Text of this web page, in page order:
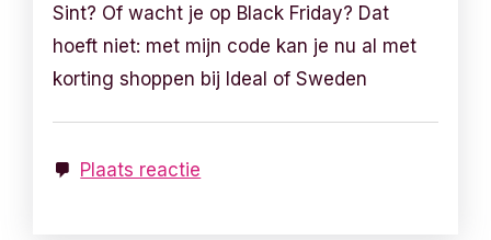
Sint? Of wacht je op Black Friday? Dat
hoeft niet: met mijn code kan je nu al met
korting shoppen bij Ideal of Sweden
Plaats reactie